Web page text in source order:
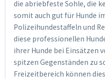
die abriebfeste Sohle, die
somit auch gut für Hunde
Polizeihundestaffeln und
diese professionellen
ihrer Hunde bei Einsätzen
spitzen Gegenständen zu
Freizeitbereich können